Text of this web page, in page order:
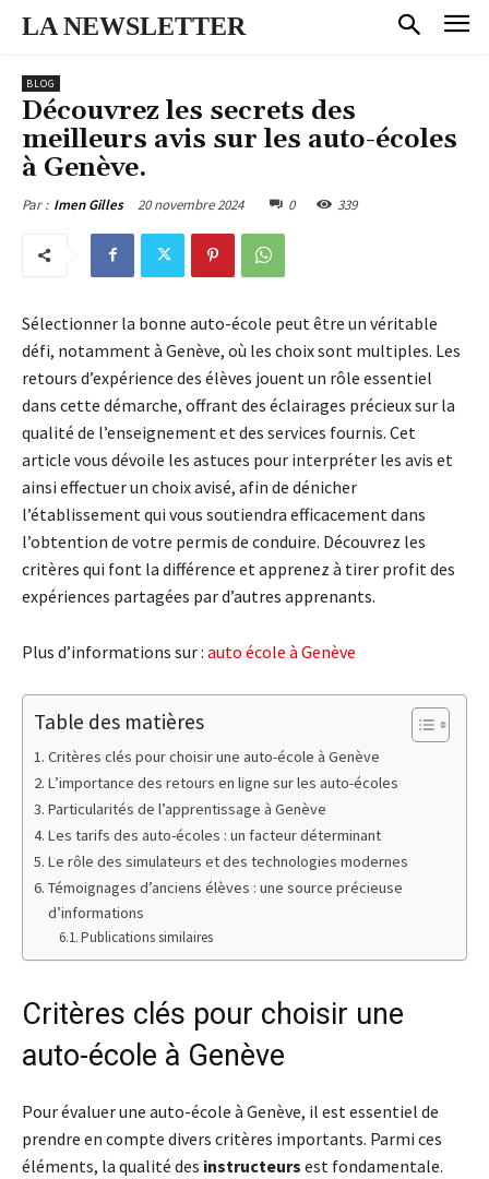
LA NEWSLETTER
BLOG
Découvrez les secrets des
meilleurs avis sur les auto-écoles
à Genève.
Par : Imen Gilles 20 novembre 2024 0 339
Sélectionner la bonne auto-école peut être un véritable
défi, notamment à Genève, où les choix sont multiples. Les
retours d’expérience des élèves jouent un rôle essentiel
dans cette démarche, offrant des éclairages précieux sur la
qualité de l’enseignement et des services fournis. Cet
article vous dévoile les astuces pour interpréter les avis et
ainsi effectuer un choix avisé, afin de dénicher
l’établissement qui vous soutiendra efficacement dans
l’obtention de votre permis de conduire. Découvrez les
critères qui font la différence et apprenez à tirer profit des
expériences partagées par d’autres apprenants.
Plus d’informations sur : auto école à Genève
Table des matières
Critères clés pour choisir une auto-école à Genève
L’importance des retours en ligne sur les auto-écoles
Particularités de l’apprentissage à Genève
Les tarifs des auto-écoles : un facteur déterminant
Le rôle des simulateurs et des technologies modernes
Témoignages d’anciens élèves : une source précieuse
d’informations
Publications similaires
Critères clés pour choisir une
auto-école à Genève
Pour évaluer une auto-école à Genève, il est essentiel de
prendre en compte divers critères importants. Parmi ces
éléments, la qualité des instructeurs est fondamentale.